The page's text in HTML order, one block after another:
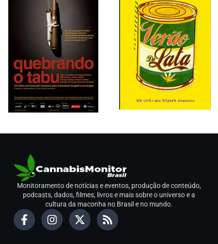
Monitoramento de notícias e eventos, produção de conteúdo,
podcasts, dados, filmes, livros e mais sobre o universo e a
cultura da maconha no Brasil e no mundo.